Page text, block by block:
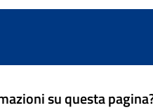
su questa